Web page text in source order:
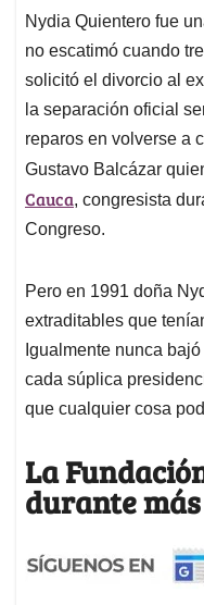
Nydia Quientero fue
no escatimó cuando
solicitó el divorcio al
la separación oficial
reparos en volverse a
Gustavo Balcázar
Cauca, congresista
Congreso.
Pero en 1991 doña
extraditables que
Igualmente nunca
cada súplica
que cualquier cosa
La
durante